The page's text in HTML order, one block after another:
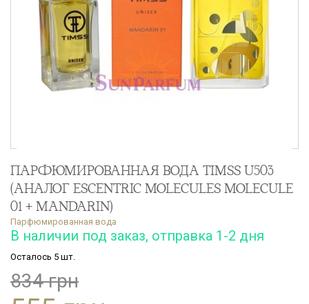
ПАРФЮМИРОВАННАЯ ВОДА TIMSS U503
(АНАЛОГ ESCENTRIC MOLECULES MOLECULE
01 + MANDARIN)
Парфюмированная вода
В наличии под заказ, отправка 1-2 дня
Осталось 5 шт.
834 грн